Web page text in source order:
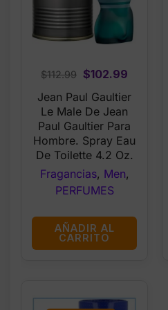
$112.99 Original
price
was:
$112.99.
$102.99
$102.99.
Jean Paul Gaultier
Le Male De Jean
Paul Gaultier Para
Hombre. Spray Eau
De Toilette 4.2 Oz.
Fragancias, Men,
PERFUMES
AÑADIR AL
CARRITO